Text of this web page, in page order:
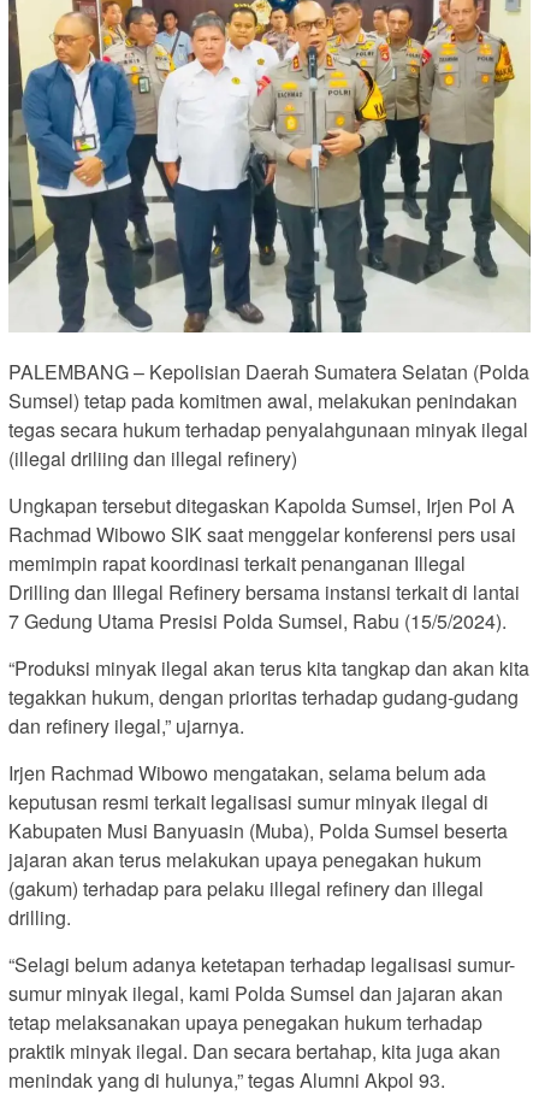
PALEMBANG – Kepolisian Daerah Sumatera Selatan (Polda
Sumsel) tetap pada komitmen awal, melakukan penindakan
tegas secara hukum terhadap penyalahgunaan minyak ilegal
(illegal driliing dan illegal refinery)
Ungkapan tersebut ditegaskan Kapolda Sumsel, Irjen Pol A
Rachmad Wibowo SIK saat menggelar konferensi pers usai
memimpin rapat koordinasi terkait penanganan Illegal
Drilling dan Illegal Refinery bersama instansi terkait di lantai
7 Gedung Utama Presisi Polda Sumsel, Rabu (15/5/2024).
“Produksi minyak ilegal akan terus kita tangkap dan akan kita
tegakkan hukum, dengan prioritas terhadap gudang-gudang
dan refinery ilegal,” ujarnya.
Irjen Rachmad Wibowo mengatakan, selama belum ada
keputusan resmi terkait legalisasi sumur minyak ilegal di
Kabupaten Musi Banyuasin (Muba), Polda Sumsel beserta
jajaran akan terus melakukan upaya penegakan hukum
(gakum) terhadap para pelaku illegal refinery dan illegal
drilling.
“Selagi belum adanya ketetapan terhadap legalisasi sumur-
sumur minyak ilegal, kami Polda Sumsel dan jajaran akan
tetap melaksanakan upaya penegakan hukum terhadap
praktik minyak ilegal. Dan secara bertahap, kita juga akan
menindak yang di hulunya,” tegas Alumni Akpol 93.